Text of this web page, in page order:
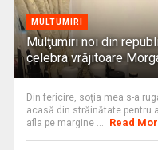
MULTUMIRI
Mulţumiri noi din
celebra vrăjitoare
Din fericire, soția mea s-a
acasă din străinătate pentru
afla pe margine ...
Read